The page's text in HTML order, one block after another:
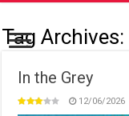
Tag Archives:
In the Grey
12/06/2026